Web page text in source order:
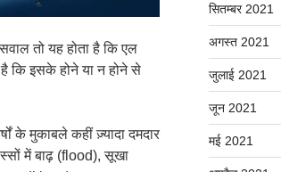
तो यह होता है कि एल
कि इसके होने या न होने से
के मुकाबले कहीं ज़्यादा दमदार
में बाढ़ (flood), सूखा
सितम्बर 2021
अगस्त 2021
जुलाई 2021
जून 2021
मई 2021